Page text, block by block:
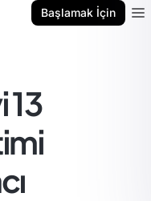
Başlamak İçin
13